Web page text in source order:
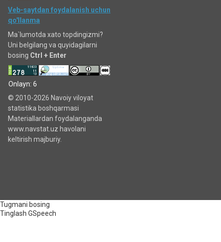
Veb-saytdan foydalanish uchun
qo'llanma
Ma`lumotda xato topdingizmi?
Uni belgilang va quyidagilarni
bosing Ctrl + Enter
Onlayn: 6
© 2010-2026 Navoiy viloyat
statistika boshqarmasi
Materiallardan foydalanganda
www.navstat.uz havolani
keltirish majburiy.
Tugmani bosing
Tinglash GSpeech